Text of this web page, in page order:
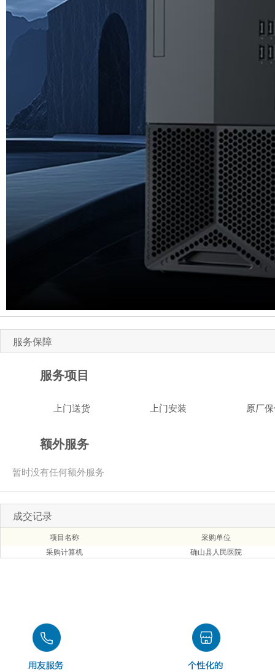
服务保障
服务项目
上门送货 上门安装 原厂
额外服务
暂时没有任何额外服务
成交记录
项目名称
采购单位
采购计算机
确山县人民医院